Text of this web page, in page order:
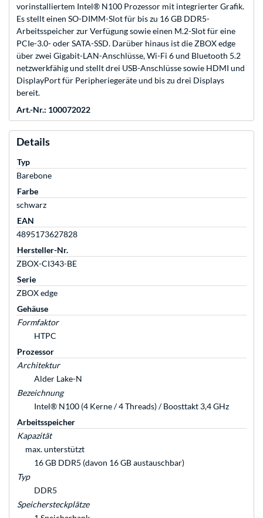
vorinstalliertem Intel® N100 Prozessor mit integrierter Grafik.
Es stellt einen SO-DIMM-Slot für bis zu 16 GB DDR5-
Arbeitsspeicher zur Verfügung sowie einen M.2-Slot für eine
PCIe-3.0- oder SATA-SSD. Darüber hinaus ist die ZBOX edge
über zwei Gigabit-LAN-Anschlüsse, Wi-Fi 6 und Bluetooth 5.2
netzwerkfähig und stellt drei USB-Anschlüsse sowie HDMI und
DisplayPort für Peripheriegeräte und bis zu drei Displays
bereit.
Art.-Nr.: 100072022
Details
Typ
Barebone
Farbe
schwarz
EAN
4895173627828
Hersteller-Nr.
ZBOX-CI343-BE
Serie
ZBOX edge
Gehäuse
Formfaktor
HTPC
Prozessor
Architektur
Alder Lake-N
Bezeichnung
Intel® N100 (4 Kerne / 4 Threads) / Boosttakt 3,4 GHz
Arbeitsspeicher
Kapazität
max. unterstützt
16 GB DDR5 (davon 16 GB austauschbar)
Typ
DDR5
Speichersteckplätze